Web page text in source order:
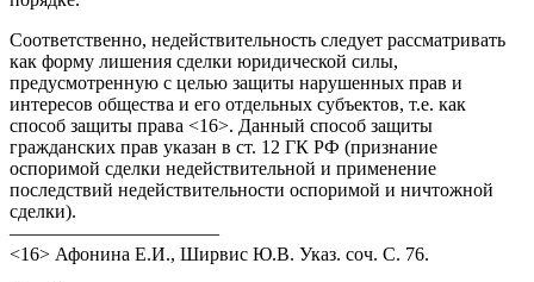
Соответственно, недействительность следует рассматривать
как форму лишения сделки юридической силы,
предусмотренную с целью защиты нарушенных прав и
интересов общества и его отдельных субъектов, т.е. как
способ защиты права <16>. Данный способ защиты
гражданских прав указан в ст. 12 ГК РФ (признание
оспоримой сделки недействительной и применение
последствий недействительности оспоримой и ничтожной
сделки).
———————————
<16> Афонина Е.И., Ширвис Ю.В. Указ. соч. С. 76.